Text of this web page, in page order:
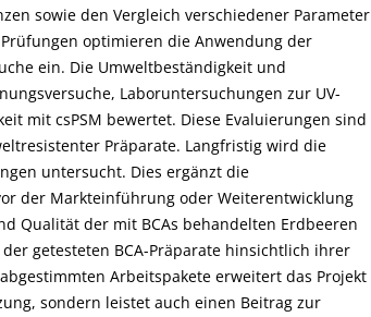
sowie den Vergleich verschiedener Parameter
optimieren die Anwendung der
ein. Die Umweltbeständigkeit und
Laboruntersuchungen zur UV-
mit csPSM bewertet. Diese Evaluierungen sind
Präparate. Langfristig wird die
untersucht. Dies ergänzt die
der Markteinführung oder Weiterentwicklung
Qualität der mit BCAs behandelten Erdbeeren
getesteten BCA-Präparate hinsichtlich ihrer
Arbeitspakete erweitert das Projekt
sondern leistet auch einen Beitrag zur